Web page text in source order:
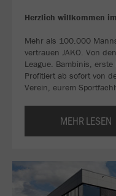
Herzlich willkommen
Mehr als 100.000
vertrauen JAKO. Von
League. Bambinis,
Profitiert ab sofort von
Verein, eurem
MEHR LESEN